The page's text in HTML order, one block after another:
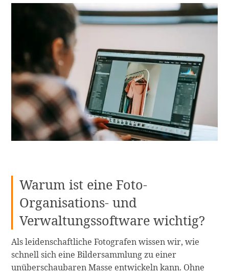
Warum ist eine Foto-
Organisations- und
Verwaltungssoftware wichtig?
Als leidenschaftliche Fotografen wissen wir, wie
schnell sich eine Bildersammlung zu einer
unüberschaubaren Masse entwickeln kann. Ohne